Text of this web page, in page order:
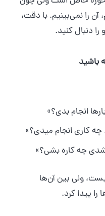
آن را نمی‌بینیم. با دقت،
دنبال کنید.
باشید
انجام بدی؟»
کاری انجام میدی؟»
چه کاره بشی؟»
ولی بین آن‌ها
را پیدا کرد.